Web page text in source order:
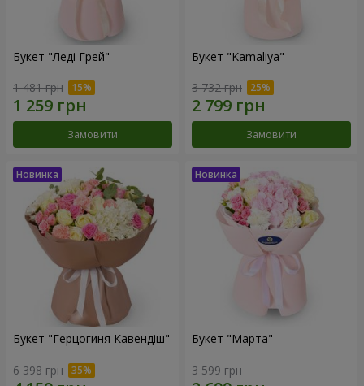
Букет "Леді Грей"
1 481 грн
Замовити
Букет "Kamaliya"
3 732 грн
Замовити
Букет "Герцогиня Кавендіш"
6 398 грн
Букет "Марта"
3 599 грн